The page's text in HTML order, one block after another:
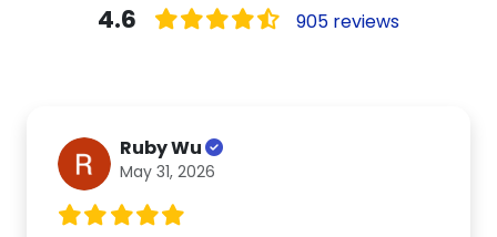
4.6 905 reviews
Ruby Wu
May 31, 2026